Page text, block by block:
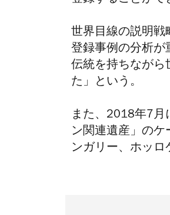
世界目線の説明戦
登録事例の分析が
伝統を持ちながら
た」という。
また、2018年7月
ン関連遺産」の
ンガリー、ホッロ